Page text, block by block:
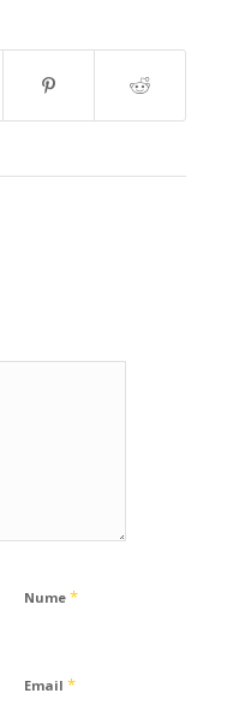
Nume *
Email *